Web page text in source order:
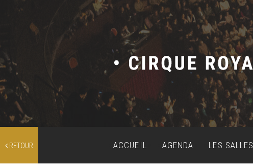
RETOUR ACCUEIL AGENDA LES SALLES